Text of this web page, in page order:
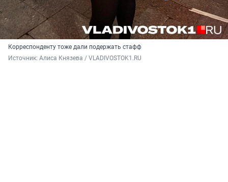
Корреспонденту тоже дали подержать стафф
Источник: Алиса Князева / VLADIVOSTOK1.RU